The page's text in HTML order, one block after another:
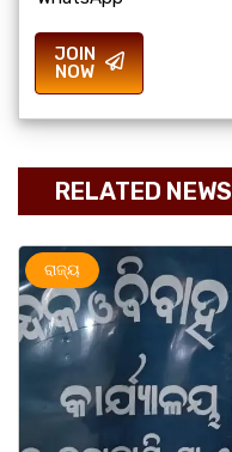
JOIN
NOW
RELATED NEWS
ଅପରାଧ ରାଜ୍ୟ